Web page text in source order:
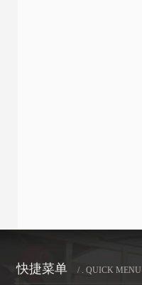
快捷菜单 / . QUICK MENU